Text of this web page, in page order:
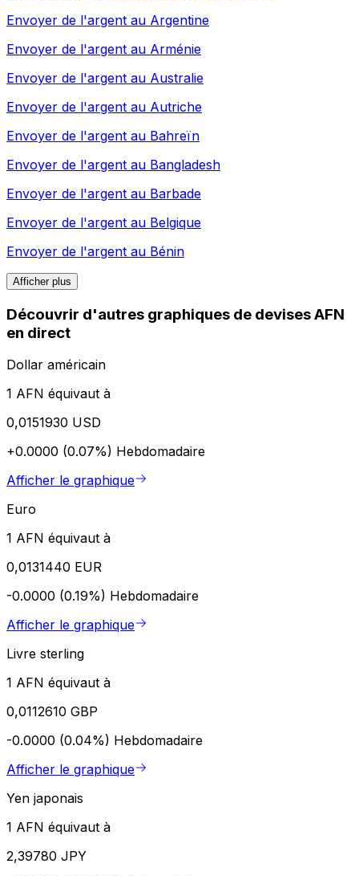
Envoyer de l'argent au Argentine
Envoyer de l'argent au Arménie
Envoyer de l'argent au Australie
Envoyer de l'argent au Autriche
Envoyer de l'argent au Bahreïn
Envoyer de l'argent au Bangladesh
Envoyer de l'argent au Barbade
Envoyer de l'argent au Belgique
Envoyer de l'argent au Bénin
Afficher plus
Découvrir d'autres graphiques de devises AFN
en direct
Dollar américain
1 AFN équivaut à
0,0151930 USD
+0.0000 (0.07%) Hebdomadaire
Afficher le graphique
Euro
1 AFN équivaut à
0,0131440 EUR
-0.0000 (0.19%) Hebdomadaire
Afficher le graphique
Livre sterling
1 AFN équivaut à
0,0112610 GBP
-0.0000 (0.04%) Hebdomadaire
Afficher le graphique
Yen japonais
1 AFN équivaut à
2,39780 JPY